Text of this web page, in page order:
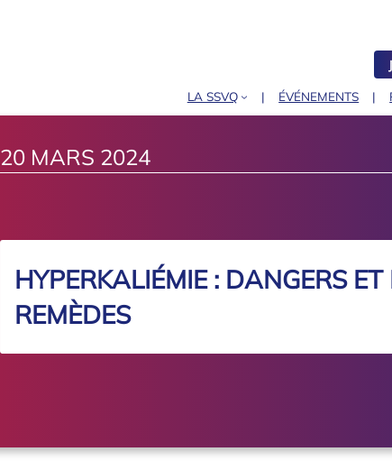
LA SSVQ ÉVÉNEMENTS
20 MARS 2024
HYPERKALIÉMIE : DANGERS
REMÈDES